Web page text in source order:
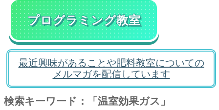
プログラミング教室
最近興味があることや肥料教室についての
メルマガを配信しています
検索キーワード：「温室効果ガス」